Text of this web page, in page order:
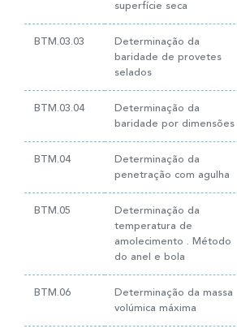
superfície seca
BTM.03.03
Determinação da
baridade de provetes
selados
BTM.03.04
Determinação da
baridade por dimensões
BTM.04
Determinação da
penetração com agulha
BTM.05
Determinação da
temperatura de
amolecimento . Método
do anel e bola
BTM.06
Determinação da massa
volúmica máxima